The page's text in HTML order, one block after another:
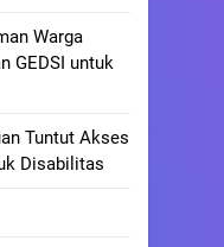
Warga
GEDSI untuk
Tuntut Akses
Disabilitas